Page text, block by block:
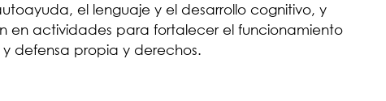
el lenguaje y el desarrollo cognitivo, y
en actividades para fortalecer el funcionamiento
defensa propia y derechos.